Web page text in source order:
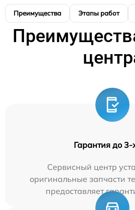
Преимущества Этапы работ
Гарантия до 3-
Сервисный центр
оригинальные запчасти
предоставляет